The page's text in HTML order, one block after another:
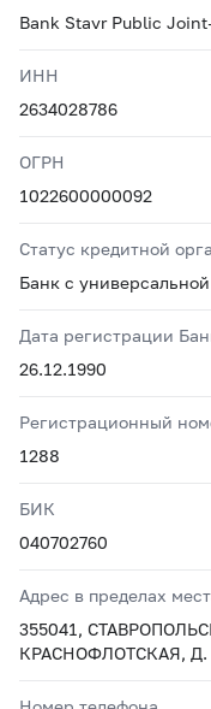
Bank Stavr Public
ИНН
2634028786
ОГРН
1022600000092
Статус кредитной
Банк с
Дата регистрации
26.12.1990
Регистрационный
1288
БИК
040702760
Адрес в пределах
355041,
КРАСНОФЛОТСКАЯ, Д.